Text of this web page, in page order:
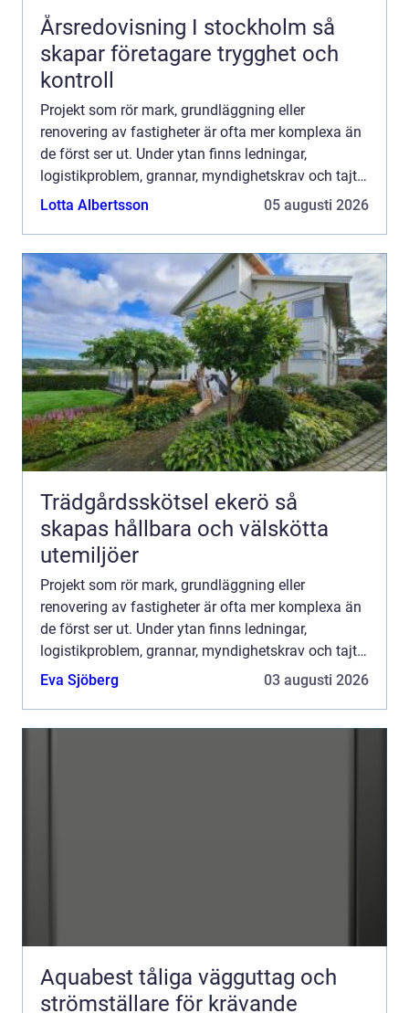
Årsredovisning I stockholm så
skapar företagare trygghet och
kontroll
Projekt som rör mark, grundläggning eller
renovering av fastigheter är ofta mer komplexa än
de först ser ut. Under ytan finns ledningar,
logistikproblem, grannar, myndighetskrav och tajta
tidsramar. När allt ska ske samtidigt behövs tydlig
Lotta Albertsson 05 augusti 2026
Trädgårdsskötsel ekerö så
skapas hållbara och välskötta
utemiljöer
Projekt som rör mark, grundläggning eller
renovering av fastigheter är ofta mer komplexa än
de först ser ut. Under ytan finns ledningar,
logistikproblem, grannar, myndighetskrav och tajta
tidsramar. När allt ska ske samtidigt behövs tydlig
Eva Sjöberg 03 augusti 2026
Aquabest tåliga vägguttag och
strömställare för krävande